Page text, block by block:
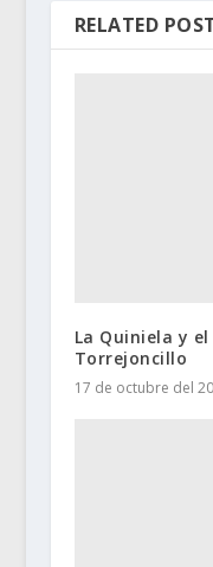
RELATED
La Quiniela y
Torrejoncillo
17 de octubre del